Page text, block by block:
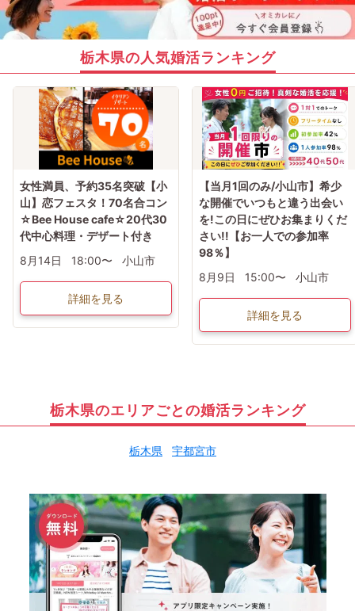
栃木県の人気婚活ランキング
女性満員、予約35名突破【小
山】恋フェスタ！70名合コン
☆Bee House cafe☆20代30
代中心料理・デザート付き
8月14日
18:00〜 小山市
詳細を見る
【当月1回のみ/小山市】希少
な開催でいつもと違う出会い
を!この日にぜひお集まりくだ
さい!!【お一人での参加率
98％】
8月9日
15:00〜 小山市
詳細を見る
栃木県のエリアごとの婚活ランキング
栃木県 宇都宮市